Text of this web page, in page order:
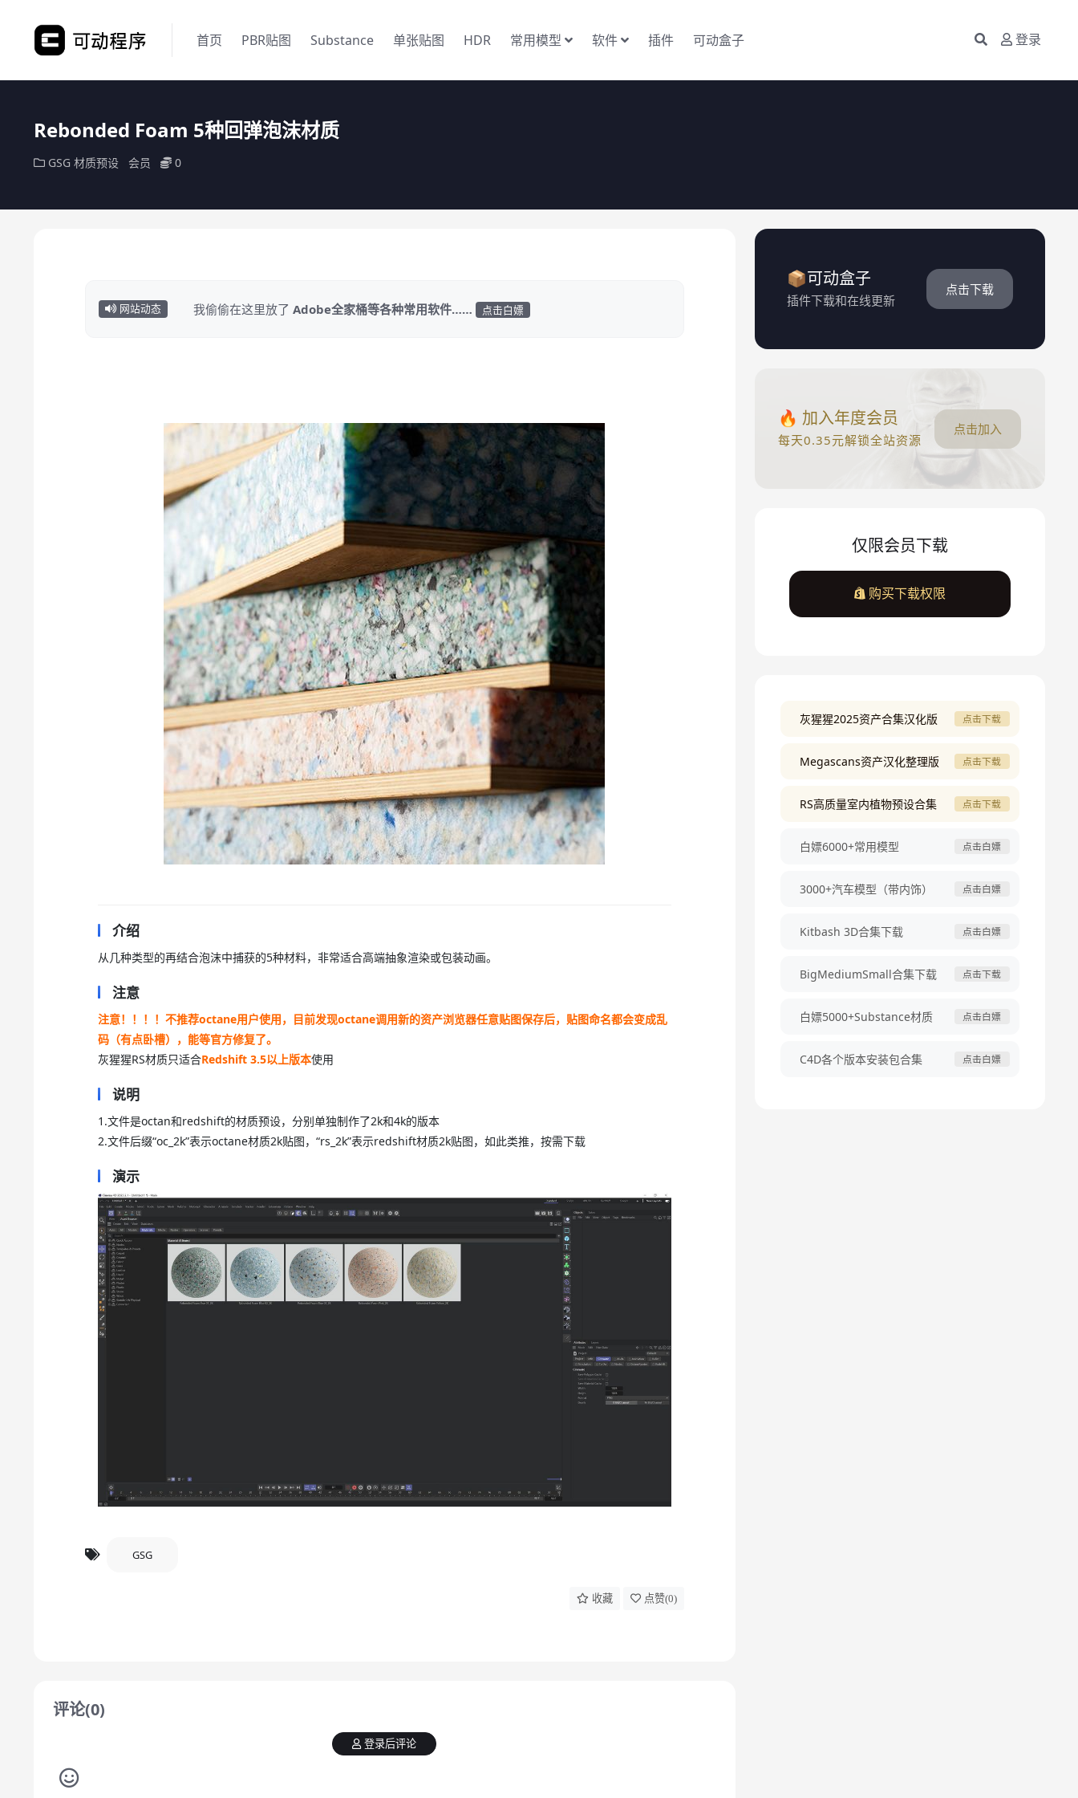
首页 PBR贴图 Substance 单张贴图 HDR 常用模型 软件 插件 可动盒子 登录
Rebonded Foam 5种回弹泡沫材质
GSG 材质预设 会员 0
网站动态 我偷偷在这里放了 Adobe全家桶等各种常用软件…… 点击白嫖
介绍
从几种类型的再结合泡沫中捕获的5种材料，非常适合高端抽象渲染或包装动画。
注意
注意！！！！不推荐octane用户使用，目前发现octane调用新的资产浏览器任意贴图保存后，贴图命名都会变成乱
码（有点卧槽），能等官方修复了。
灰猩猩RS材质只适合Redshift 3.5以上版本使用
说明
1.文件是octan和redshift的材质预设，分别单独制作了2k和4k的版本
2.文件后缀“oc_2k”表示octane材质2k贴图，“rs_2k”表示redshift材质2k贴图，如此类推，按需下载
演示
GSG
收藏 点赞(0)
评论(0)
登录后评论
📦可动盒子
插件下载和在线更新
点击下载
🔥 加入年度会员
每天0.35元解锁全站资源
点击加入
仅限会员下载
购买下载权限
灰猩猩2025资产合集汉化版 点击下载
Megascans资产汉化整理版 点击下载
RS高质量室内植物预设合集 点击下载
白嫖6000+常用模型 点击白嫖
3000+汽车模型（带内饰） 点击白嫖
Kitbash 3D合集下载 点击白嫖
BigMediumSmall合集下载 点击下载
白嫖5000+Substance材质 点击白嫖
C4D各个版本安装包合集 点击白嫖